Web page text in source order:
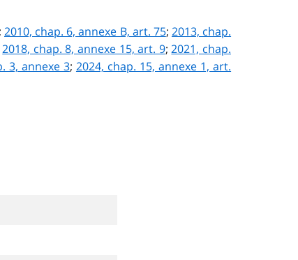
2010, chap. 6, annexe B, art. 75; 2013, chap.
2018, chap. 8, annexe 15, art. 9;2021, chap.
3, annexe 3; 2024, chap. 15, annexe 1, art.